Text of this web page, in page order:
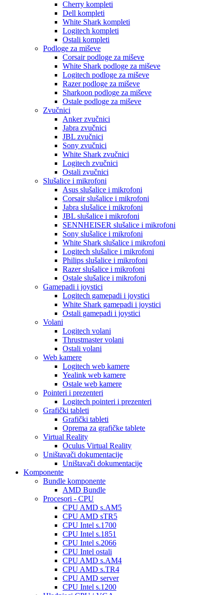
Cherry kompleti
Dell kompleti
White Shark kompleti
Logitech kompleti
Ostali kompleti
Podloge za miševe
Corsair podloge za miševe
White Shark podloge za miševe
Logitech podloge za miševe
Razer podloge za miševe
Sharkoon podloge za miševe
Ostale podloge za miševe
Zvučnici
Anker zvučnici
Jabra zvučnici
JBL zvučnici
Sony zvučnici
White Shark zvučnici
Logitech zvučnici
Ostali zvučnici
Slušalice i mikrofoni
Asus slušalice i mikrofoni
Corsair slušalice i mikrofoni
Jabra slušalice i mikrofoni
JBL slušalice i mikrofoni
SENNHEISER slušalice i mikrofoni
Sony slušalice i mikrofoni
White Shark slušalice i mikrofoni
Logitech slušalice i mikrofoni
Philips slušalice i mikrofoni
Razer slušalice i mikrofoni
Ostale slušalice i mikrofoni
Gamepadi i joystici
Logitech gamepadi i joystici
White Shark gamepadi i joystici
Ostali gamepadi i joystici
Volani
Logitech volani
Thrustmaster volani
Ostali volani
Web kamere
Logitech web kamere
Yealink web kamere
Ostale web kamere
Pointeri i prezenteri
Logitech pointeri i prezenteri
Grafički tableti
Grafički tableti
Oprema za grafičke tablete
Virtual Reality
Oculus Virtual Reality
Uništavači dokumentacije
Uništavači dokumentacije
Komponente
Bundle komponente
AMD Bundle
Procesori - CPU
CPU AMD s.AM5
CPU AMD sTR5
CPU Intel s.1700
CPU Intel s.1851
CPU Intel s.2066
CPU Intel ostali
CPU AMD s.AM4
CPU AMD s.TR4
CPU AMD server
CPU Intel s.1200